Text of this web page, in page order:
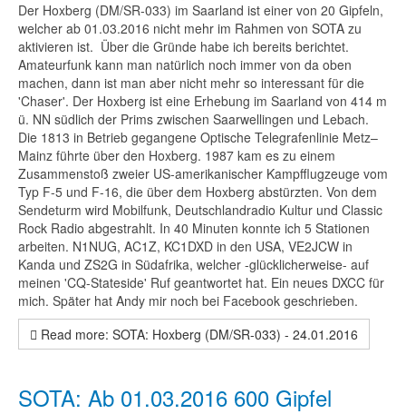
Der Hoxberg (DM/SR-033) im Saarland ist einer von 20 Gipfeln,
welcher ab 01.03.2016 nicht mehr im Rahmen von SOTA zu
aktivieren ist. Über die Gründe habe ich bereits berichtet.
Amateurfunk kann man natürlich noch immer von da oben
machen, dann ist man aber nicht mehr so interessant für die
'Chaser'. Der Hoxberg ist eine Erhebung im Saarland von 414 m
ü. NN südlich der Prims zwischen Saarwellingen und Lebach.
Die 1813 in Betrieb gegangene Optische Telegrafenlinie Metz–
Mainz führte über den Hoxberg. 1987 kam es zu einem
Zusammenstoß zweier US-amerikanischer Kampfflugzeuge vom
Typ F-5 und F-16, die über dem Hoxberg abstürzten. Von dem
Sendeturm wird Mobilfunk, Deutschlandradio Kultur und Classic
Rock Radio abgestrahlt. In 40 Minuten konnte ich 5 Stationen
arbeiten. N1NUG, AC1Z, KC1DXD in den USA, VE2JCW in
Kanda und ZS2G in Südafrika, welcher -glücklicherweise- auf
meinen 'CQ-Stateside' Ruf geantwortet hat. Ein neues DXCC für
mich. Später hat Andy mir noch bei Facebook geschrieben.
Read more: SOTA: Hoxberg (DM/SR-033) - 24.01.2016
SOTA: Ab 01.03.2016 600 Gipfel